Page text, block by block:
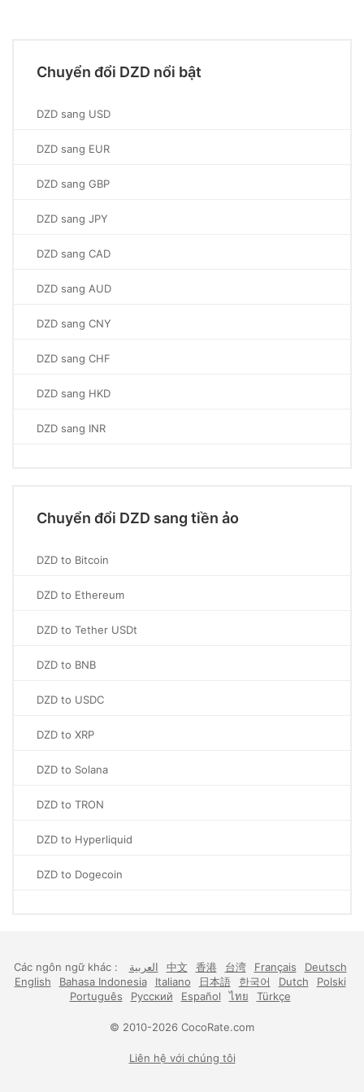
Chuyển đổi DZD nổi bật
DZD sang USD
DZD sang EUR
DZD sang GBP
DZD sang JPY
DZD sang CAD
DZD sang AUD
DZD sang CNY
DZD sang CHF
DZD sang HKD
DZD sang INR
Chuyển đổi DZD sang tiền ảo
DZD to Bitcoin
DZD to Ethereum
DZD to Tether USDt
DZD to BNB
DZD to USDC
DZD to XRP
DZD to Solana
DZD to TRON
DZD to Hyperliquid
DZD to Dogecoin
Các ngôn ngữ khác : العربية 中文 香港 台湾 Français
Deutsch
English
Bahasa Indonesia Italiano 日本語 한국어 Dutch
Polski
Português
Русский Español ไทย Türkçe
© 2010-2026 CocoRate.com
Liên hệ với chúng tôi